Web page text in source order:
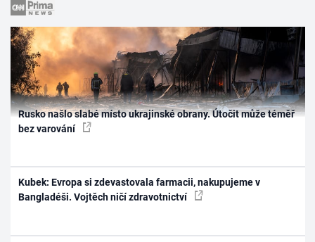
Rusko našlo slabé místo ukrajinské obrany. Útočit může téměř
bez varování
Kubek: Evropa si zdevastovala farmacii, nakupujeme v
Bangladéši. Vojtěch ničí zdravotnictví